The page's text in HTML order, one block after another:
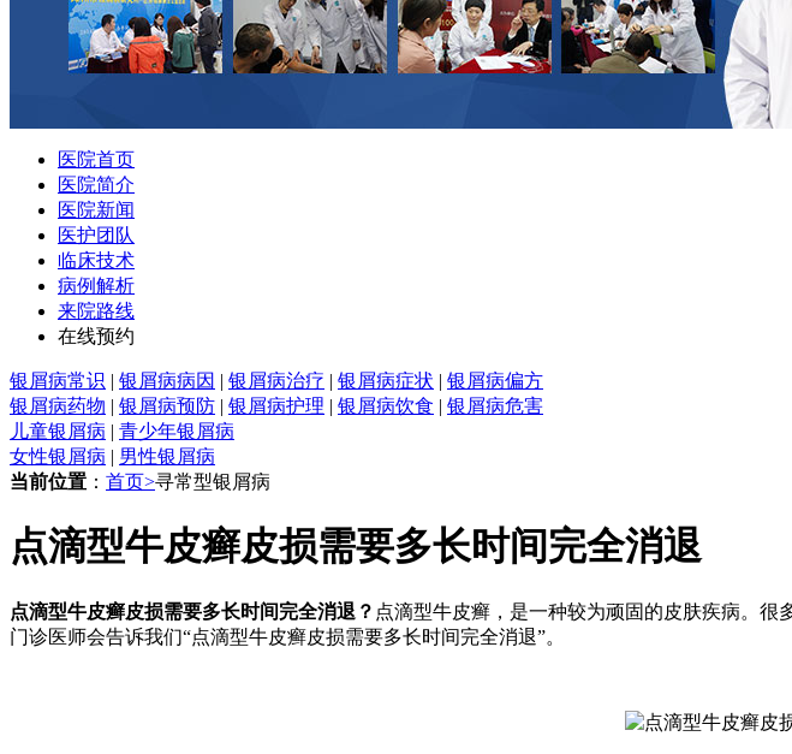
医院首页
医院简介
医院新闻
医护团队
临床技术
病例解析
来院路线
在线预约
银屑病常识 | 银屑病病因 | 银屑病治疗 | 银屑病症状 | 银屑病偏方
银屑病药物 | 银屑病预防 | 银屑病护理 | 银屑病饮食 | 银屑病危害
儿童银屑病 | 青少年银屑病
女性银屑病 | 男性银屑病
当前位置 ： 首页>寻常型银屑病
点滴型牛皮癣皮损需要多长时间完全消退
点滴型牛皮癣皮损需要多长时间完全消退？ 点滴型牛皮癣，是一种较为顽固的皮肤疾病。
门诊医师会告诉我们“点滴型牛皮癣皮损需要多长时间完全消退”。